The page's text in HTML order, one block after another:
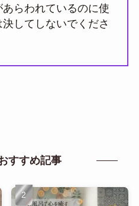
らわれているのに使
してしないでくださ
すすめ記事